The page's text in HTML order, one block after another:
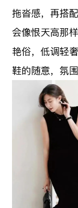
拖沓感，再搭
会像恨天高那
艳俗，低调轻
鞋的随意，氛